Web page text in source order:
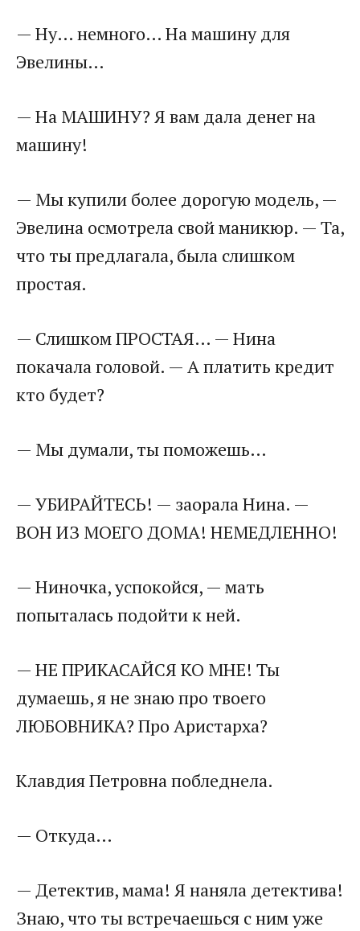
— Ну… немного… На машину для
Эвелины…
— На МАШИНУ? Я вам дала денег на
машину!
— Мы купили более дорогую модель, —
Эвелина осмотрела свой маникюр. — Та,
что ты предлагала, была слишком
простая.
— Слишком ПРОСТАЯ… — Нина
покачала головой. — А платить кредит
кто будет?
— Мы думали, ты поможешь…
— УБИРАЙТЕСЬ! — заорала Нина. —
ВОН ИЗ МОЕГО ДОМА! НЕМЕДЛЕННО!
— Ниночка, успокойся, — мать
попыталась подойти к ней.
— НЕ ПРИКАСАЙСЯ КО МНЕ! Ты
думаешь, я не знаю про твоего
ЛЮБОВНИКА? Про Аристарха?
Клавдия Петровна побледнела.
— Откуда…
— Детектив, мама! Я наняла детектива!
Знаю, что ты встречаешься с ним уже